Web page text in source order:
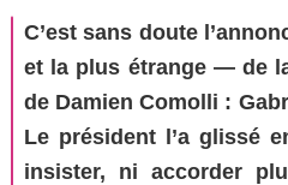
C’est sans doute
et la plus étrange — de
de Damien Comolli :
Le président l’a glissé
insister, ni accorder